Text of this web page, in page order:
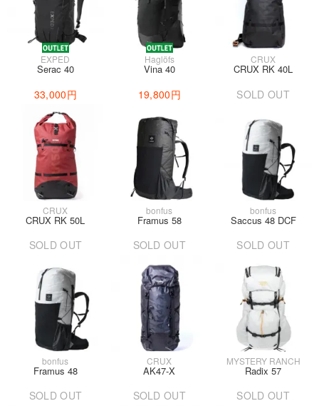
EXPED
Serac 40
33,000円
Haglöfs
Vina 40
19,800円
CRUX
CRUX RK 40L
SOLD OUT
CRUX
CRUX RK 50L
SOLD OUT
bonfus
Framus 58
SOLD OUT
bonfus
Saccus 48 DCF
SOLD OUT
bonfus
Framus 48
SOLD OUT
CRUX
AK47-X
SOLD OUT
MYSTERY RANCH
Radix 57
SOLD OUT